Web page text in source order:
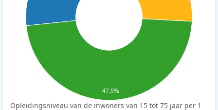
47,5%
Opleidingsniveau van de inwoners van 15 tot 75 jaar per 1